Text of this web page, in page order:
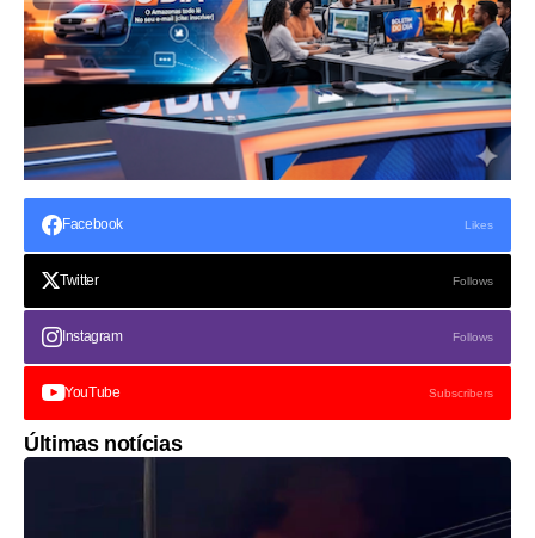
Facebook Likes
Twitter Follows
Instagram Follows
YouTube Subscribers
Últimas notícias